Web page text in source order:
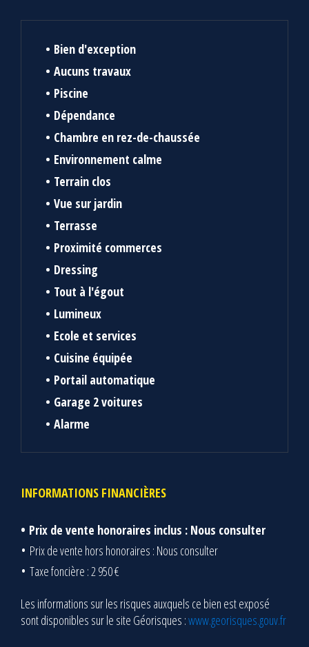
Bien d'exception
Aucuns travaux
Piscine
Dépendance
Chambre en rez-de-chaussée
Environnement calme
Terrain clos
Vue sur jardin
Terrasse
Proximité commerces
Dressing
Tout à l'égout
Lumineux
Ecole et services
Cuisine équipée
Portail automatique
Garage 2 voitures
Alarme
INFORMATIONS FINANCIÈRES
Prix de vente honoraires inclus : Nous consulter
Prix de vente hors honoraires : Nous consulter
Taxe foncière : 2 950 €
Les informations sur les risques auxquels ce bien est exposé
sont disponibles sur le site Géorisques :www.georisques.gouv.fr